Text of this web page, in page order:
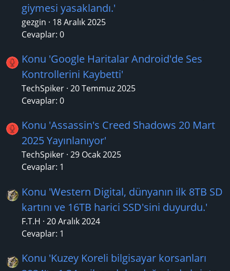
giymesi yasaklandı.'
gezgin
18 Aralık 2025
Cevaplar: 0
Konu 'Google Haritalar Android'de Ses
Kontrollerini Kaybetti'
TechSpiker 20 Temmuz 2025
Cevaplar: 0
Konu 'Assassin's Creed Shadows 20 Mart
2025 Yayınlanıyor'
TechSpiker 29 Ocak 2025
Cevaplar: 1
Konu 'Western Digital, dünyanın ilk 8TB SD
kartını ve 16TB harici SSD'sini duyurdu.'
F.T.H 20 Aralık 2024
Cevaplar: 1
Konu 'Kuzey Koreli bilgisayar korsanları